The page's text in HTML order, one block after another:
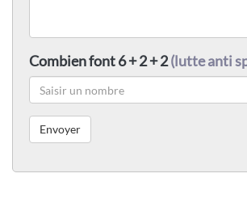
Combien font 6 + 2 + 2(lutte anti